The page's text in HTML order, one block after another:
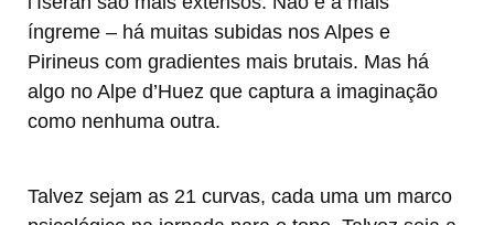
íngreme – há muitas subidas nos Alpes e
Pirineus com gradientes mais brutais. Mas há
algo no Alpe d’Huez que captura a imaginação
como nenhuma outra.
Talvez sejam as 21 curvas, cada uma um marco